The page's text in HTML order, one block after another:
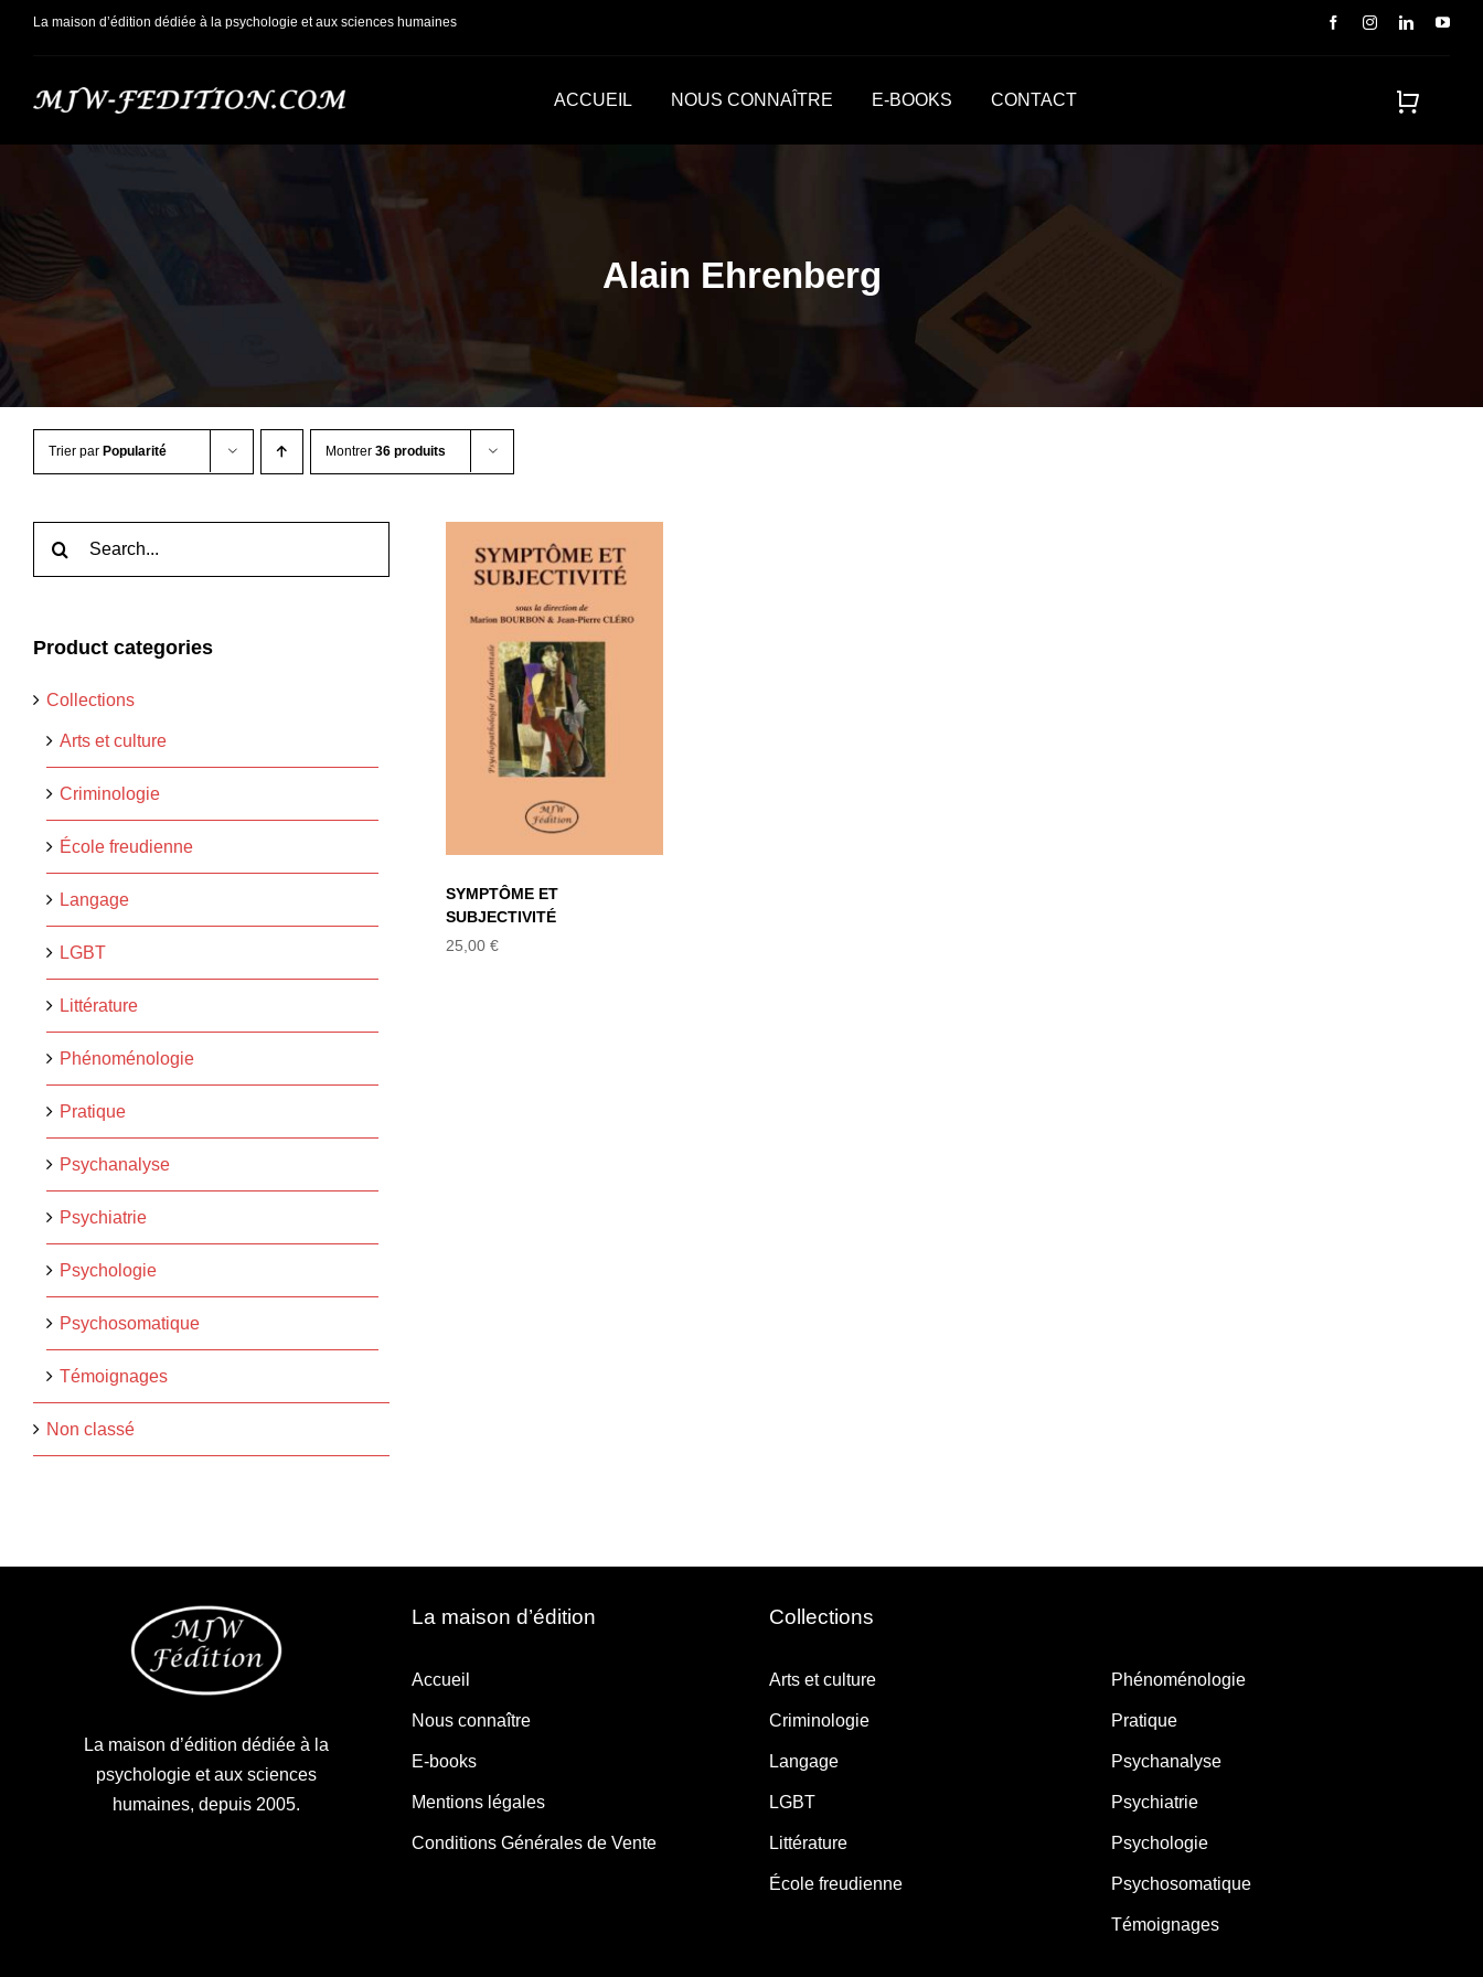
PasserLa maison d’édition dédiée à la psychologie et aux sciences humaines
ACCUEIL NOUS CONNAÎTRE E-BOOKS CONTACT
Alain Ehrenberg
Trier par Popularité Montrer 36 produits
Product categories
Collections
Arts et culture
Criminologie
École freudienne
Langage
LGBT
Littérature
Phénoménologie
Pratique
Psychanalyse
Psychiatrie
Psychologie
Psychosomatique
Témoignages
Non classé
SYMPTÔME ET
SUBJECTIVITÉ
SYMPTÔME ET
SUBJECTIVITÉ
25,00 €
La maison d’édition dédiée à la
psychologie et aux sciences
humaines, depuis 2005.
La maison d’édition
Accueil
Nous connaître
E-books
Mentions légales
Conditions Générales de Vente
Collections
Arts et culture
Criminologie
Langage
LGBT
Littérature
École freudienne
Phénoménologie
Pratique
Psychanalyse
Psychiatrie
Psychologie
Psychosomatique
Témoignages